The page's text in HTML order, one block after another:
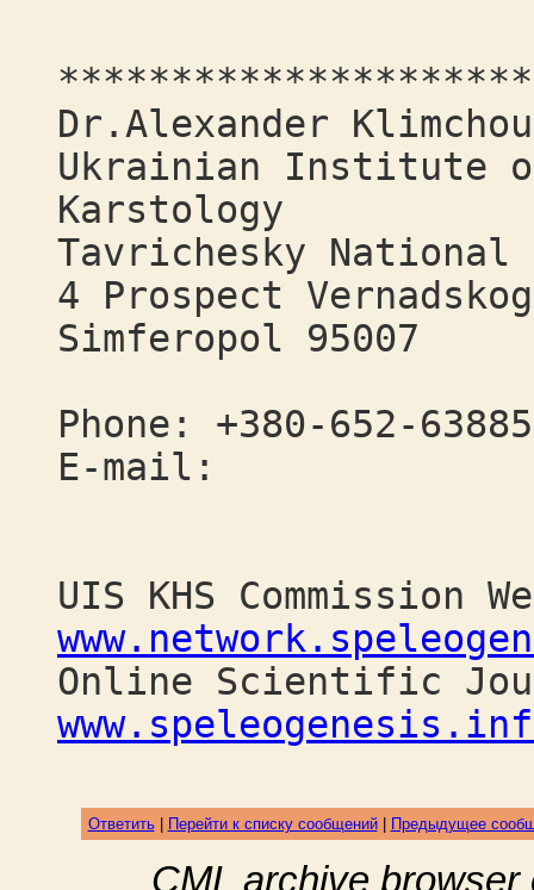
Dr.Alexander
Ukrainian Institute
Karstology
Tavrichesky
4 Prospect
Simferopol 95007
Phone: +380-652-
E-mail:
UIS KHS Commission
Online Scientific
Ответить| Перейти к списку сообщений| Предыдущее
CML archive